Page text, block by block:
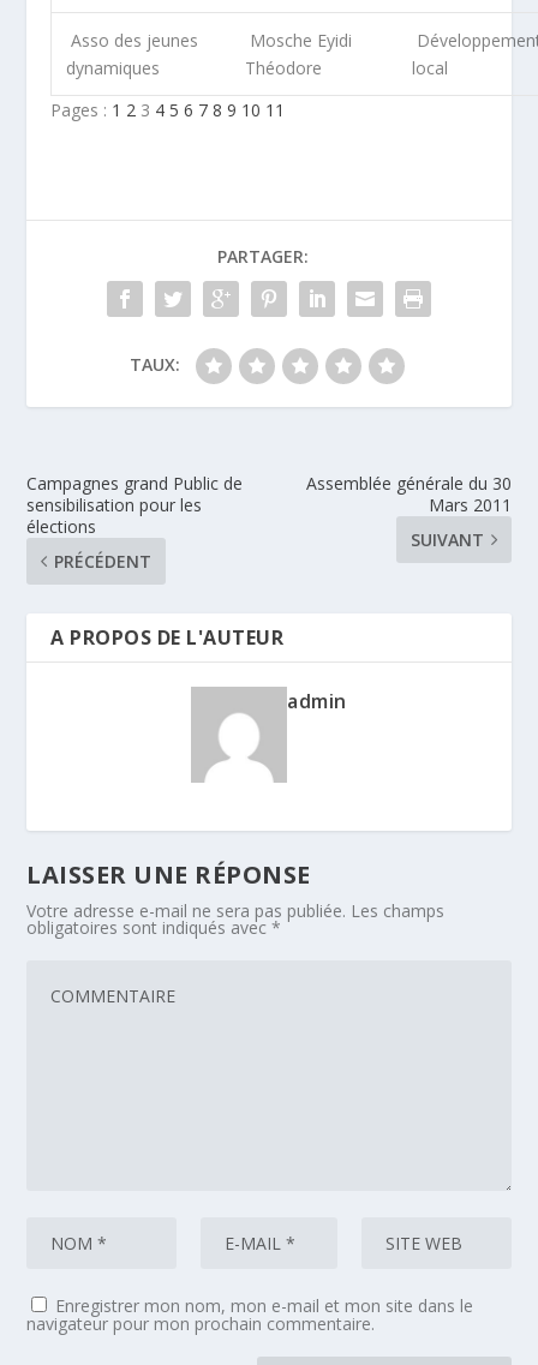
Asso des jeunes
dynamiques
Mosche Eyidi
Théodore
local
Pages : 1 2 3 4 5 6 7 8 9 10 11
PARTAGER:
TAUX:
Campagnes grand Public de
sensibilisation pour les
élections
PRÉCÉDENT
Assemblée générale du 30
Mars 2011
SUIVANT
A PROPOS DE L'AUTEUR
admin
LAISSER UNE RÉPONSE
Votre adresse e-mail ne sera pas publiée. Les champs
obligatoires sont indiqués avec*
Enregistrer mon nom, mon e-mail et mon site dans le
navigateur pour mon prochain commentaire.